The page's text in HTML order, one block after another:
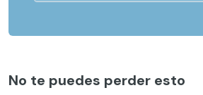
No te puedes perder esto